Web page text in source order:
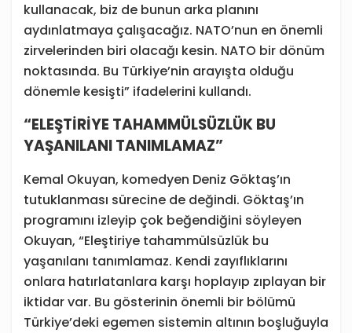
kullanacak, biz de bunun arka planını
aydınlatmaya çalışacağız. NATO’nun en önemli
zirvelerinden biri olacağı kesin. NATO bir dönüm
noktasında. Bu Türkiye’nin arayışta olduğu
dönemle kesişti” ifadelerini kullandı.
“ELEŞTİRİYE TAHAMMÜLSÜZLÜK BU
YAŞANILANI TANIMLAMAZ”
Kemal Okuyan, komedyen Deniz Göktaş’ın
tutuklanması sürecine de değindi. Göktaş’ın
programını izleyip çok beğendiğini söyleyen
Okuyan, “Eleştiriye tahammülsüzlük bu
yaşanılanı tanımlamaz. Kendi zayıflıklarını
onlara hatırlatanlara karşı hoplayıp zıplayan bir
iktidar var. Bu gösterinin önemli bir bölümü
Türkiye’deki egemen sistemin altının boşluğuyla